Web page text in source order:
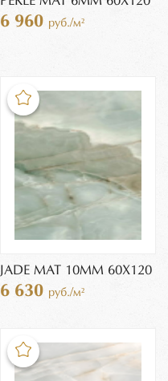
6 960 руб./м²
JADE MAT 10MM 60X120
6 630 руб./м²